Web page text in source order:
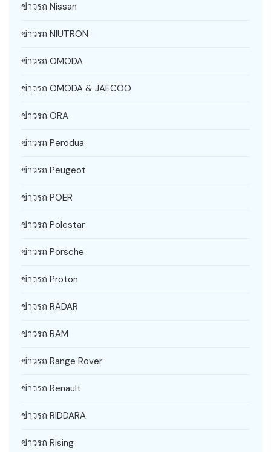
ข่าวรถ Nissan
ข่าวรถ NIUTRON
ข่าวรถ OMODA
ข่าวรถ OMODA & JAECOO
ข่าวรถ ORA
ข่าวรถ Perodua
ข่าวรถ Peugeot
ข่าวรถ POER
ข่าวรถ Polestar
ข่าวรถ Porsche
ข่าวรถ Proton
ข่าวรถ RADAR
ข่าวรถ RAM
ข่าวรถ Range Rover
ข่าวรถ Renault
ข่าวรถ RIDDARA
ข่าวรถ Rising